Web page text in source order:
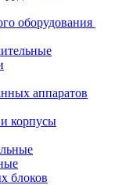
оборудования
аппаратов
корпусы
блоков